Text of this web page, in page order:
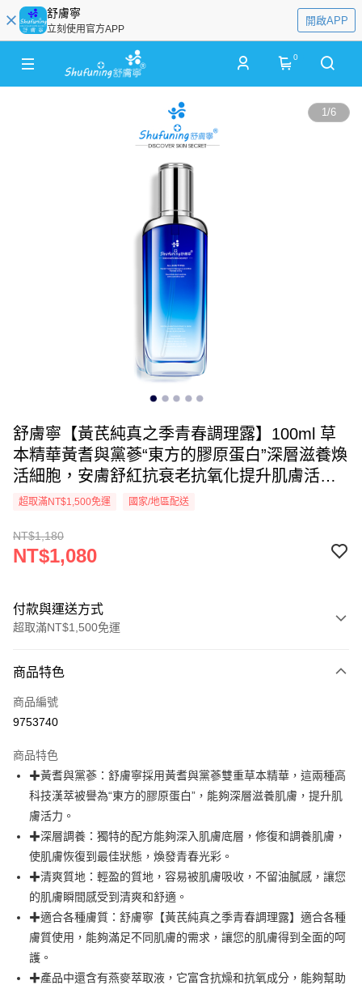
舒膚寧
立刻使用官方APP
開啟APP
0
1/6
舒膚寧【黃芪純真之季青春調理露】100ml 草
本精華黃耆與黨蔘“東方的膠原蛋白”深層滋養煥
活細胞，安膚舒紅抗衰老抗氧化提升肌膚活
力，煥醒肌膚青春活力補水噴霧保濕舒緩滋潤
水活膚水抗皺抗衰老酒糟泛紅舒敏修紅
超取滿NT$1,500免運 國家/地區配送
NT$1,180
NT$1,080
付款與運送方式
超取滿NT$1,500免運
信用卡一次付款
信用卡分期付款
合作金庫商業銀行
華南商業銀行
彰化商業銀行
上海商業儲蓄銀行
台北富邦商業銀行
國泰世華商業銀行
臺灣中小企業銀行
台中商業銀行
匯豐（台灣）商業銀行
華泰商業銀行
聯邦商業銀行
遠東國際商業銀行
元大商業銀行
永豐商業銀行
玉山商業銀行
台新國際商業銀行
中國信託商業銀行
台灣樂天信用卡公司
超商取貨付款
LINE Pay
Apple Pay
街口支付
Google Pay
大哥付你分期
商品特色
商品編號
9753740
商品特色
✚黃耆與黨蔘：舒膚寧採用黃耆與黨蔘雙重草本精華，這兩種高
科技漢萃被譽為“東方的膠原蛋白”，能夠深層滋養肌膚，提升肌
膚活力。
✚深層調養：獨特的配方能夠深入肌膚底層，修復和調養肌膚，
使肌膚恢復到最佳狀態，煥發青春光彩。
✚清爽質地：輕盈的質地，容易被肌膚吸收，不留油膩感，讓您
的肌膚瞬間感受到清爽和舒適。
✚適合各種膚質：舒膚寧【黃芪純真之季青春調理露】適合各種
膚質使用，能夠滿足不同肌膚的需求，讓您的肌膚得到全面的呵
護。
✚產品中還含有燕麥萃取液，它富含抗燥和抗氧成分，能夠幫助